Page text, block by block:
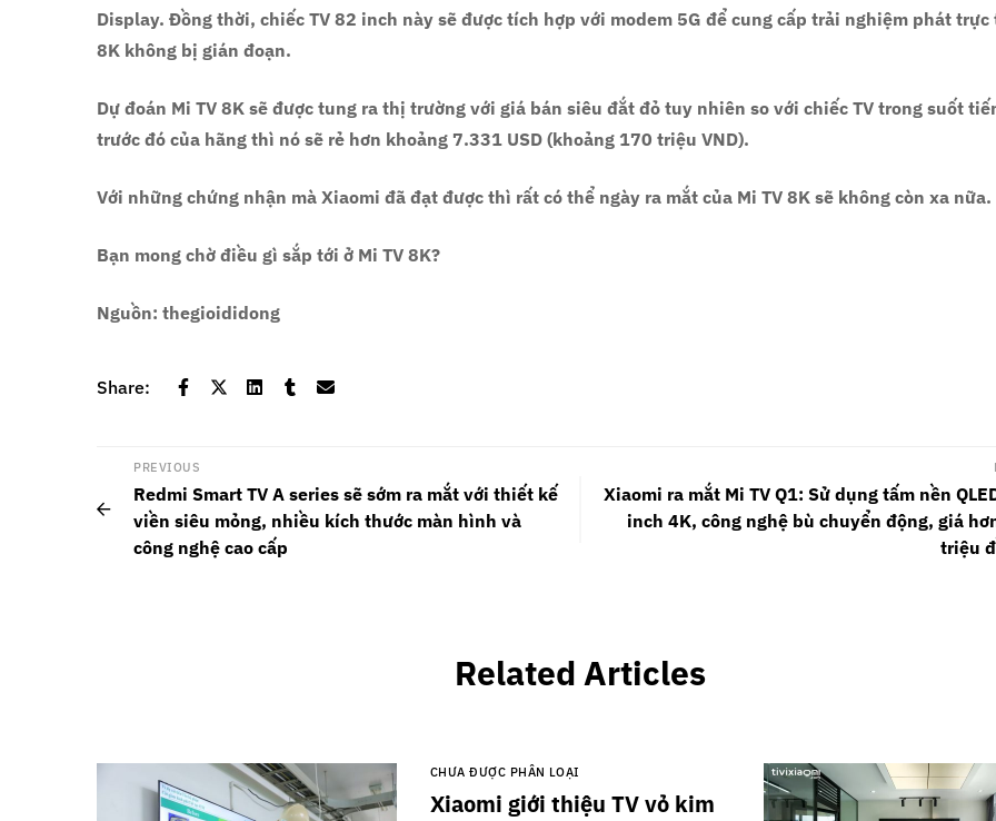
Display. Đồng thời, chiếc TV 82 inch này sẽ được tích hợp với modem 5G để cung cấp trải nghiệm phát trực
8K không bị gián đoạn.
Dự đoán Mi TV 8K sẽ được tung ra thị trường với giá bán siêu đắt đỏ tuy nhiên so với chiếc TV trong suốt
trước đó của hãng thì nó sẽ rẻ hơn khoảng 7.331 USD (khoảng 170 triệu VND).
Với những chứng nhận mà Xiaomi đã đạt được thì rất có thể ngày ra mắt của Mi TV 8K sẽ không còn xa nữa.
Bạn mong chờ điều gì sắp tới ở Mi TV 8K?
Nguồn: thegioididong
Share:
PREVIOUS
Redmi Smart TV A series sẽ sớm ra mắt với thiết kế
viền siêu mỏng, nhiều kích thước màn hình và
công nghệ cao cấp
Xiaomi ra mắt Mi TV Q1: Sử dụng tấm nền
inch 4K, công nghệ bù chuyển động, giá
triệu
Related Articles
CHƯA ĐƯỢC PHÂN LOẠI
Xiaomi giới thiệu TV vỏ kim